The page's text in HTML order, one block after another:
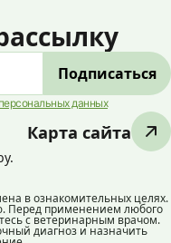
Карта сайта
данных
в ознакомительных целях.
Перед применением любого
с ветеринарным врачом.
диагноз и назначить